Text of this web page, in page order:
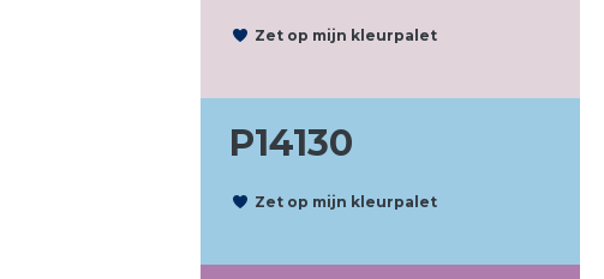
Zet op mijn kleurpalet
P14130
Zet op mijn kleurpalet